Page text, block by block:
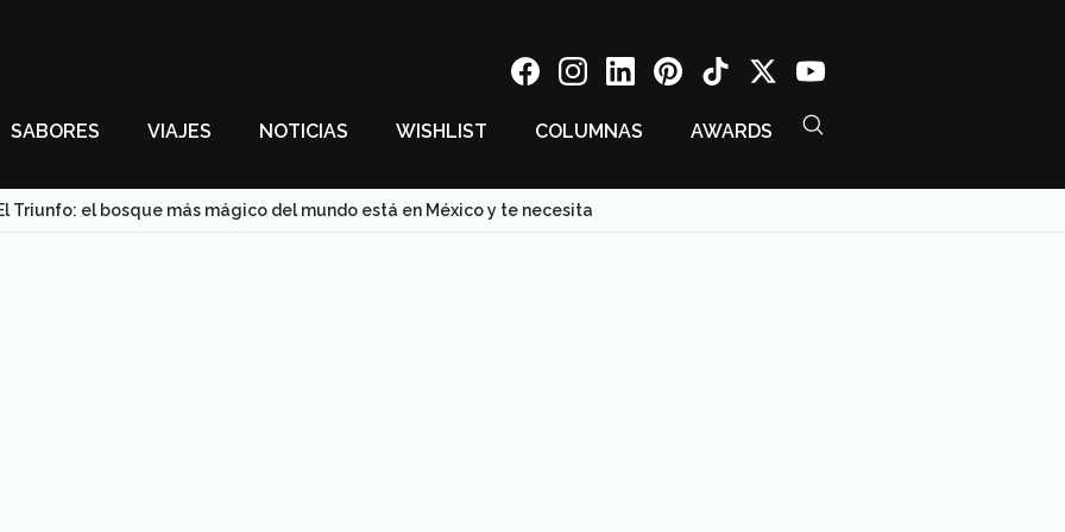
SABORES VIAJES NOTICIAS WISHLIST COLUMNAS AWARDS
Triunfo: el bosque más mágico del mundo está en México y te necesita